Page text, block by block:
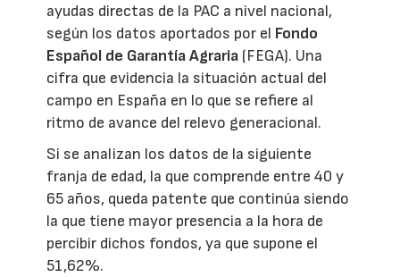
ayudas directas de la PAC a nivel nacional,
según los datos aportados por el Fondo
Español de Garantía Agraria (FEGA). Una
cifra que evidencia la situación actual del
campo en España en lo que se refiere al
ritmo de avance del relevo generacional.
Si se analizan los datos de la siguiente
franja de edad, la que comprende entre 40 y
65 años, queda patente que continúa siendo
la que tiene mayor presencia a la hora de
percibir dichos fondos, ya que supone el
51,62%.